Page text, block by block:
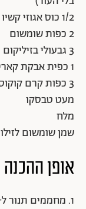
1/2 כוס אגוזי קשיו טבעיים
2 כפות שומשום
3 גבעולי בזיליקום רק העלים
1 כפית אבקת קארי
3 כפות קרם קוקוס (או 2 כפות שמן קוקוס)
מעט טבסקו
מלח
שמן שומשום
אופן ההכנה